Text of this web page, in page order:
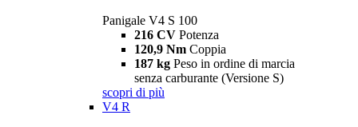
Panigale V4 S 100
216 CV Potenza
120,9 Nm Coppia
187 kg Peso in ordine di marcia
senza carburante (Versione S)
scopri di più
V4 R